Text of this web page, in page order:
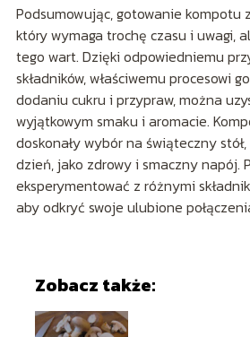
Podsumowując, gotowanie kompotu
który wymaga trochę czasu i uwagi,
tego wart. Dzięki odpowiedniemu
składników, właściwemu procesowi
dodaniu cukru i przypraw, można
wyjątkowym smaku i aromacie.
doskonały wybór na świąteczny
dzień, jako zdrowy i smaczny napój.
eksperymentować z różnymi
aby odkryć swoje ulubione
Zobacz także: